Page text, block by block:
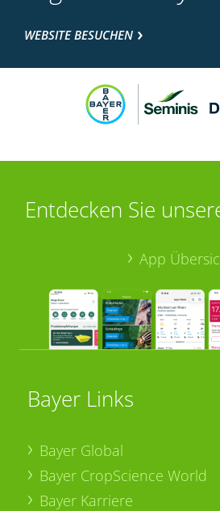
WEBSITE BESUCHEN
Entdecken Sie
App
Bayer Links
Bayer Global
Bayer CropScience World
Bayer Karriere